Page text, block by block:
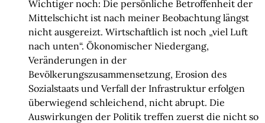
Wichtiger noch: Die persönliche Betroffenheit der
Mittelschicht ist nach meiner Beobachtung längst
nicht ausgereizt. Wirtschaftlich ist noch „viel Luft
nach unten“. Ökonomischer Niedergang,
Veränderungen in der
Bevölkerungszusammensetzung, Erosion des
Sozialstaats und Verfall der Infrastruktur erfolgen
überwiegend schleichend, nicht abrupt. Die
Auswirkungen der Politik treffen zuerst die nicht so